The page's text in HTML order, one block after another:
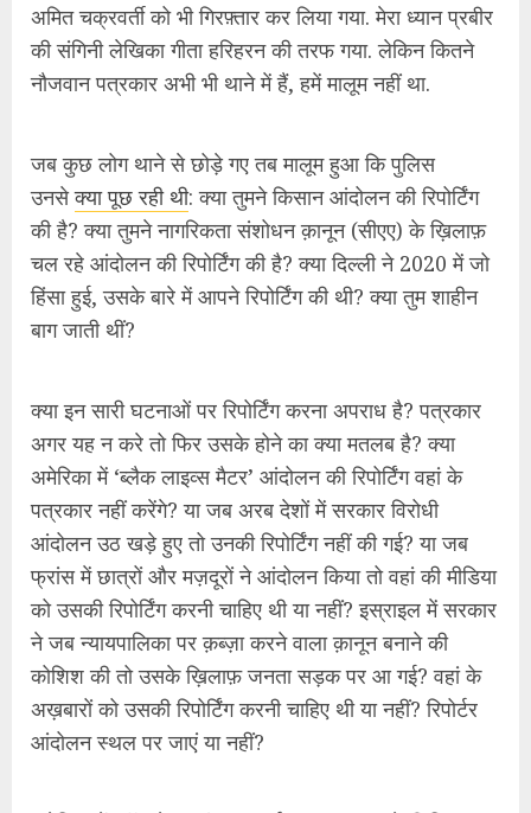
अमित चक्रवर्ती को भी गिरफ़्तार कर लिया गया. मेरा ध्यान प्रबीर
की संगिनी लेखिका गीता हरिहरन की तरफ गया. लेकिन कितने
नौजवान पत्रकार अभी भी थाने में हैं, हमें मालूम नहीं था.
जब कुछ लोग थाने से छोड़े गए तब मालूम हुआ कि पुलिस
उनसेक्या पूछ रही थी: क्या तुमने किसान आंदोलन की रिपोर्टिंग
की है? क्या तुमने नागरिकता संशोधन क़ानून (सीएए) के ख़िलाफ़
चल रहे आंदोलन की रिपोर्टिंग की है? क्या दिल्ली ने 2020 में जो
हिंसा हुई, उसके बारे में आपने रिपोर्टिंग की थी? क्या तुम शाहीन
बाग जाती थीं?
क्या इन सारी घटनाओं पर रिपोर्टिंग करना अपराध है? पत्रकार
अगर यह न करे तो फिर उसके होने का क्या मतलब है? क्या
अमेरिका में ‘ब्लैक लाइव्स मैटर’ आंदोलन की रिपोर्टिंग वहां के
पत्रकार नहीं करेंगे? या जब अरब देशों में सरकार विरोधी
आंदोलन उठ खड़े हुए तो उनकी रिपोर्टिंग नहीं की गई? या जब
फ्रांस में छात्रों और मज़दूरों ने आंदोलन किया तो वहां की मीडिया
को उसकी रिपोर्टिंग करनी चाहिए थी या नहीं? इस्राइल में सरकार
ने जब न्यायपालिका पर क़ब्ज़ा करने वाला क़ानून बनाने की
कोशिश की तो उसके ख़िलाफ़ जनता सड़क पर आ गई? वहां के
अख़बारों को उसकी रिपोर्टिंग करनी चाहिए थी या नहीं? रिपोर्टर
आंदोलन स्थल पर जाएं या नहीं?